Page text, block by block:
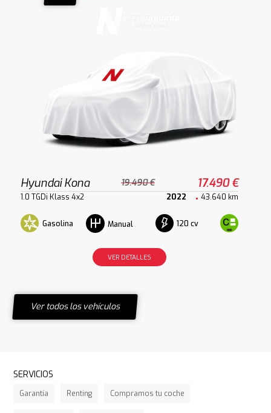
Hyundai Kona 19.490 € 17.490 €
1.0 TGDi Klass 4x2 2022 43.640 km
Gasolina Manual 120 cv
VER DETALLES
Ver todos los vehículos
SERVICIOS
Garantía Renting Compramos tu coche